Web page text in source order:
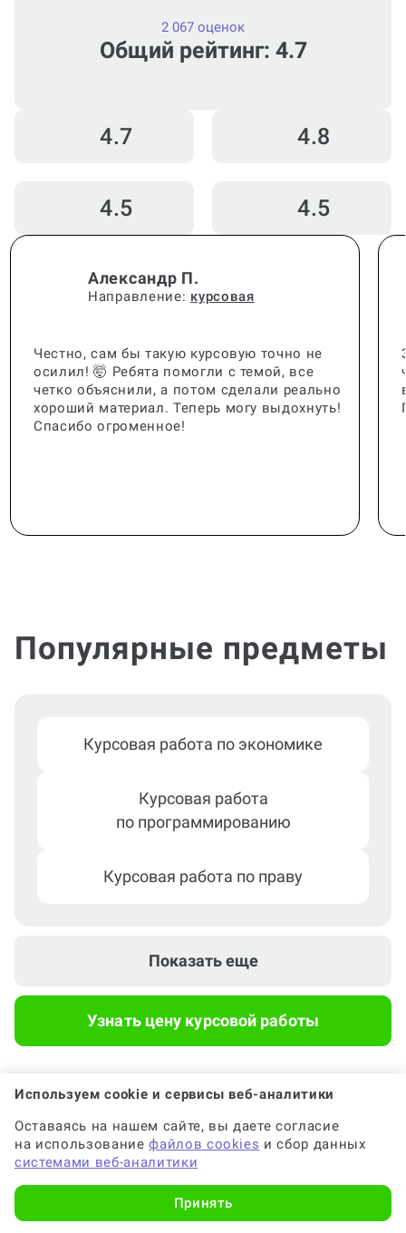
Общий рейтинг: 4.7
2 067 оценок
4.7 4.8
4.5 4.5
Александр П.
Направление: курсовая
Честно, сам бы такую курсовую точно не
осилил! 🤯 Ребята помогли с темой, все
четко объяснили, а потом сделали реально
хороший материал. Теперь могу выдохнуть!
Спасибо огроменное!
Популярные предметы
Курсовая работа по экономике
Курсовая работа
по программированию
Курсовая работа по праву
Показать еще
Узнать цену курсовой работы
Популярные вопросы
Почему выгодно заказать
Используем cookie и сервисы веб-аналитики
Оставаясь на нашем сайте, вы даете согласие
на использованиефайлов cookies и сбор данных
системами веб-аналитики
Принять